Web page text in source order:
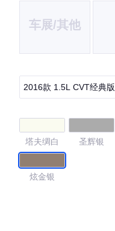
车展/其他
2016款 1.5L CVT经典版
塔夫绸白 圣辉银
炫金银